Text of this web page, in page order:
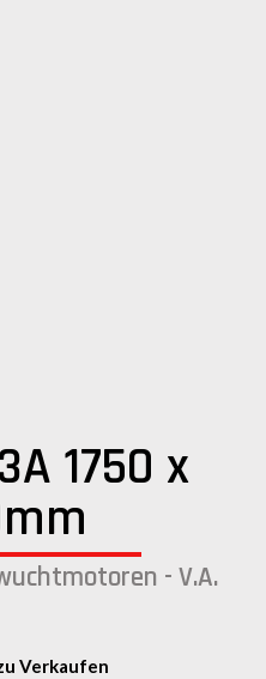
1750 x
- V.A.
Verkaufen